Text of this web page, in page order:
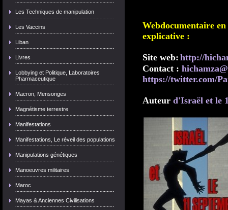
Les Techniques de manipulation
Les Vaccins
Liban
Livres
Lobbying et Politique, Laboratoires
Pharmaceutique
Macron, Mensonges
Magnétisme terrestre
Manifestations
Manifestations, Le réveil des populations
Manipulations génétiques
Manoeuvres militaires
Maroc
Mayas & Anciennes Civilisations
Webdocumentaire
explicative :
Site web: http://
Contact :
https://twitter.com/
Auteur d'Israël et le